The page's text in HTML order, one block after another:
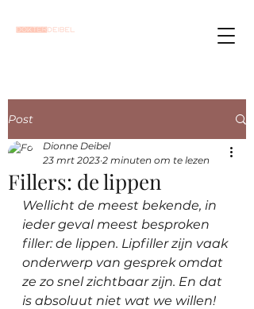
Post
Fillers: de lippen
Dionne Deibel
23 mrt 2023 2 minuten om te lezen
Wellicht de meest bekende, in
ieder geval meest besproken
filler: de lippen. Lipfiller zijn vaak
onderwerp van gesprek omdat
ze zo snel zichtbaar zijn. En dat
is absoluut niet wat we willen!